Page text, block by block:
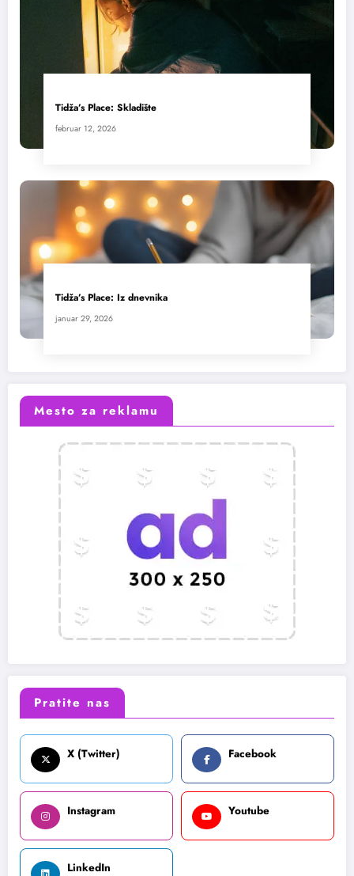
Tidža’s Place: Skladište
februar 12, 2026
Tidža’s Place: Iz dnevnika
januar 29, 2026
Mesto za reklamu
Pratite nas
X (Twitter) Facebook
Instagram Youtube
LinkedIn